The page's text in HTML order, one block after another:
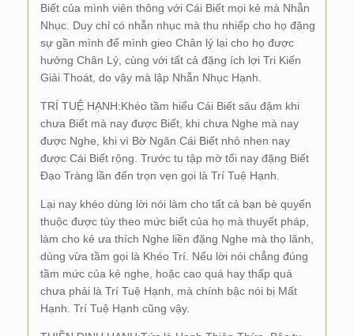
Biết của mình viên thông với Cái Biết mọi kẻ mà Nhẫn
Nhục. Duy chỉ có nhẫn nhục mà thu nhiếp cho họ đặng
sự gần mình để mình gieo Chân lý lại cho họ được
hưởng Chân Lý, cùng với tất cả đặng ích lợi Tri Kiến
Giải Thoát, do vậy mà lập Nhẫn Nhục Hạnh.
TRÍ TUỆ HẠNH:Khéo tầm hiểu Cái Biết sâu đậm khi
chưa Biết mà nay được Biết, khi chưa Nghe mà nay
được Nghe, khi vì Bờ Ngăn Cái Biết nhỏ nhen nay
được Cái Biết rộng. Trước tu tập mờ tối nay đặng Biết
Đạo Tràng lần đến trọn vẹn gọi là Trí Tuệ Hạnh.
Lại nay khéo dùng lời nói làm cho tất cả bạn bè quyến
thuộc được tùy theo mức biết của họ mà thuyết pháp,
làm cho kẻ ưa thích Nghe liền đặng Nghe mà thọ lãnh,
dùng vừa tầm gọi là Khéo Trí. Nếu lời nói chẳng đúng
tầm mức của kẻ nghe, hoặc cao quá hay thấp quá
chưa phải là Trí Tuệ Hạnh, mà chính bậc nói bị Mất
Hạnh. Trí Tuệ Hạnh cũng vậy.